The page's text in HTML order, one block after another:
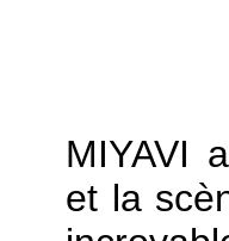
MIYAVI
et la